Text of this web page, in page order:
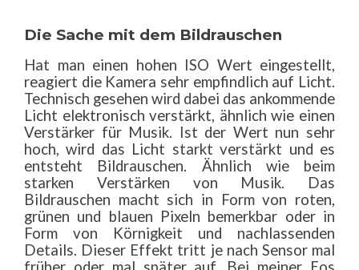
Die Sache mit dem Bildrauschen
Hat man einen hohen ISO Wert eingestellt,
reagiert die Kamera sehr empfindlich auf Licht.
Technisch gesehen wird dabei das ankommende
Licht elektronisch verstärkt, ähnlich wie einen
Verstärker für Musik. Ist der Wert nun sehr
hoch, wird das Licht starkt verstärkt und es
entsteht Bildrauschen. Ähnlich wie beim
starken Verstärken von Musik. Das
Bildrauschen macht sich in Form von roten,
grünen und blauen Pixeln bemerkbar oder in
Form von Körnigkeit und nachlassenden
Details. Dieser Effekt tritt je nach Sensor mal